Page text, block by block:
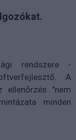
rendszere -
A
ellenőrzés "nem
minden